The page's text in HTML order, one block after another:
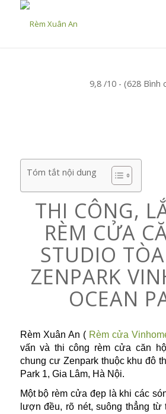
9,8 /10 - (628 Bình
Tóm tắt nội dung
THI CÔNG,
RÈM CỬA
STUDIO
ZENPARK
OCEAN
Rèm Xuân An ( Rèm cửa
vấn và thi công rèm cửa căn
chung cư Zenpark thuộc khu đô
Park 1, Gia Lâm, Hà Nội.
Một bộ rèm cửa đẹp là khi các
lượn đều, rõ nét, suông thẳng từ